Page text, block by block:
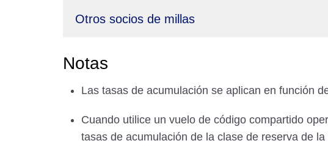
Otros socios de millas
Notas
Las tasas de acumulación se aplican en función
Cuando utilice un vuelo de código compartido
tasas de acumulación de la clase de reserva de